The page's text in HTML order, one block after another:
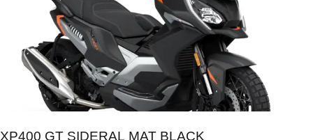
XP400 GT SIDERAL MAT BLACK